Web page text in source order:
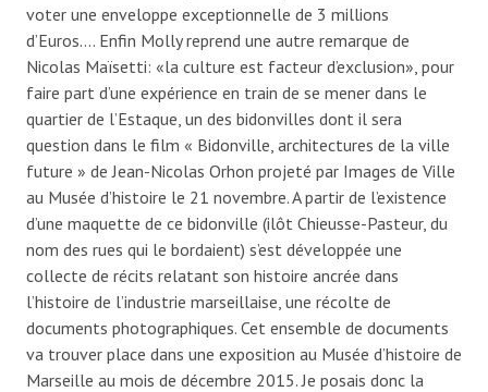
voter une enveloppe exceptionnelle de 3 millions
d’Euros…. Enfin Molly reprend une autre remarque de
Nicolas Maïsetti: «la culture est facteur d’exclusion», pour
faire part d’une expérience en train de se mener dans le
quartier de l’Estaque, un des bidonvilles dont il sera
question dans le film « Bidonville, architectures de la ville
future » de Jean-Nicolas Orhon projeté par Images de Ville
au Musée d’histoire le 21 novembre. A partir de l’existence
d’une maquette de ce bidonville (ilôt Chieusse-Pasteur, du
nom des rues qui le bordaient) s’est développée une
collecte de récits relatant son histoire ancrée dans
l’histoire de l’industrie marseillaise, une récolte de
documents photographiques. Cet ensemble de documents
va trouver place dans une exposition au Musée d’histoire de
Marseille au mois de décembre 2015. Je posais donc la